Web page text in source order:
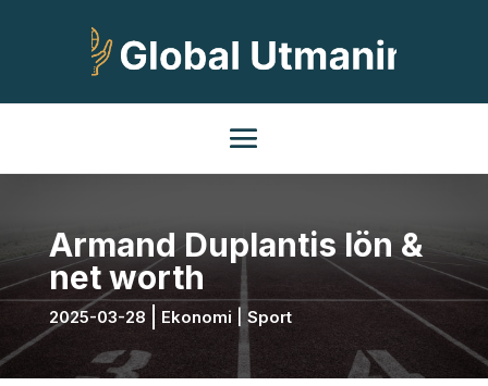
Armand Duplantis lön &
net worth
2025-03-28 Ekonomi Sport